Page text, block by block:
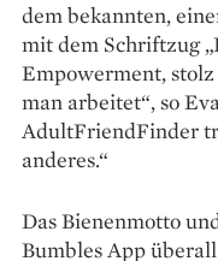
dem bekannten,
mit dem Schriftzug
Empowerment,
man arbeitet“, so
Adult­FriendFinder
anderes.“
Das Bienenmotto
Bumbles App